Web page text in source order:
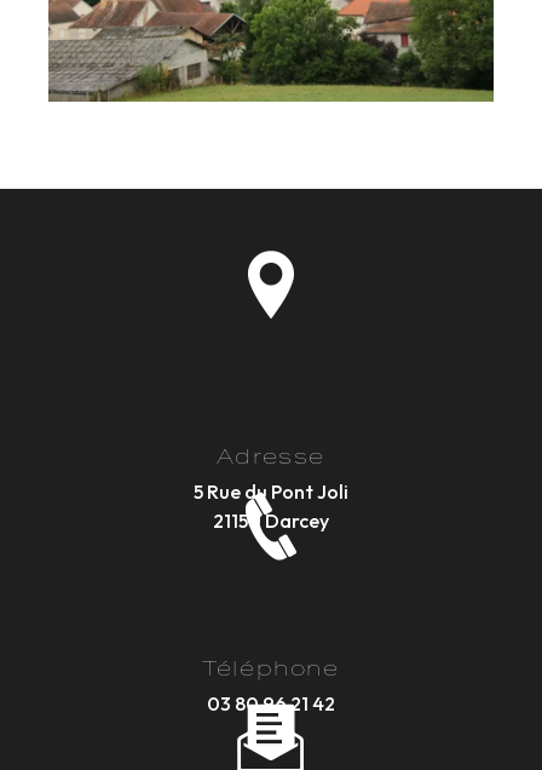
Adresse
5 Rue du Pont Joli
21150 Darcey
Téléphone
03 80 96 21 42